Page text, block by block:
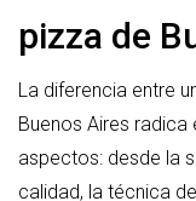
pizza de
La diferencia entre
Buenos Aires
aspectos: desde la
calidad, la técnica